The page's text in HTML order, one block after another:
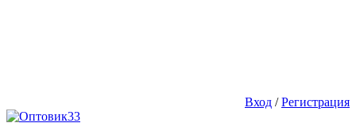
Вход /Регистрация